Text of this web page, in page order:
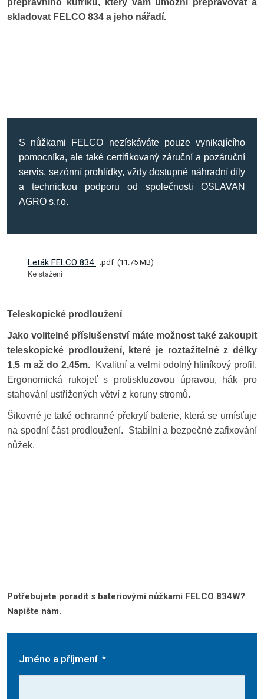
skladovat FELCO 834 a jeho nářadí.
S nůžkami FELCO nezískáváte pouze vynikajícího
pomocníka, ale také certifikovaný záruční a pozáruční
servis, sezónní prohlídky, vždy dostupné náhradní díly
a technickou podporu od společnosti OSLAVAN
AGRO s.r.o.
Leták FELCO 834 pdf
11.75 MB
Ke stažení
Teleskopické prodloužení
Jako volitelné příslušenství máte možnost také zakoupit
teleskopické prodloužení, které je roztažitelné z délky
1,5 m až do 2,45m. Kvalitní a velmi odolný hliníkový profil.
Ergonomická rukojeť s protiskluzovou úpravou, hák pro
stahování ustřižených větví z koruny stromů.
Šikovné je také ochranné překrytí baterie, která se umísťuje
na spodní část prodloužení. Stabilní a bezpečné zafixování
nůžek.
Potřebujete poradit s bateriovými nůžkami FELCO 834W?
Napište nám.
Jméno a příjmení *